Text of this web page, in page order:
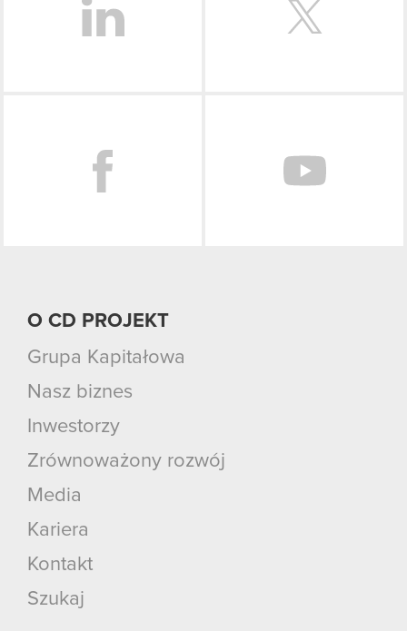
O CD PROJEKT
Grupa Kapitałowa
Nasz biznes
Inwestorzy
Zrównoważony rozwój
Media
Kariera
Kontakt
Szukaj